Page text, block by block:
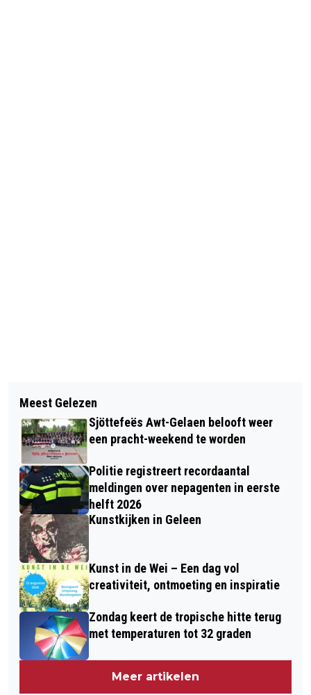
VALLENDE STERREN: DE PERSEÏDEN
ZIJN IN AANTOCHT
FNV SPOOR VERRAST OVER
REORGANISATIEPLAN NS
Meest Gelezen
Sjöttefeës Awt-Gelaen belooft weer
een pracht-weekend te worden
Politie registreert recordaantal
meldingen over nepagenten in eerste
helft 2026
Kunstkijken in Geleen
Kunst in de Wei – Een dag vol
creativiteit, ontmoeting en inspiratie
Zondag keert de tropische hitte terug
met temperaturen tot 32 graden
Meer artikelen